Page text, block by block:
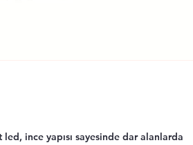
ince yapısı sayesinde dar alanlarda